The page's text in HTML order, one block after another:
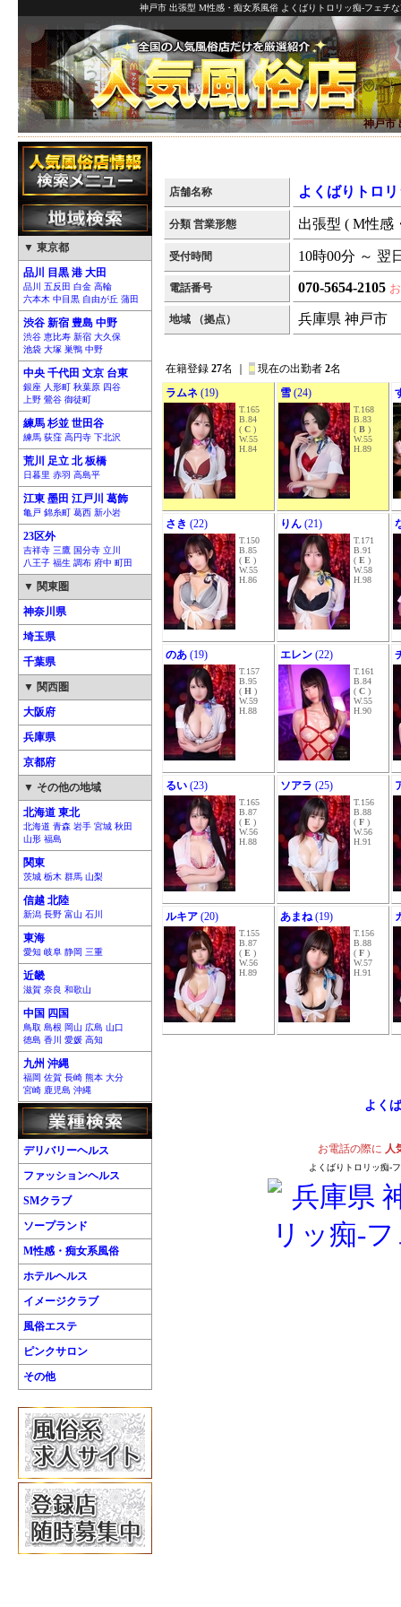
神戸市 出張型 M性感・痴女系風俗 よくばりトロリッ痴-フェチ
神戸市
▼ 東京都
品川 目黒 港 大田
品川 五反田 白金 高輪
六本木 中目黒 自由が丘 蒲田
渋谷 新宿 豊島 中野
渋谷 恵比寿 新宿 大久保
池袋 大塚 巣鴨 中野
中央 千代田 文京 台東
銀座 人形町 秋葉原 四谷
上野 鶯谷 御徒町
練馬 杉並 世田谷
練馬 荻窪 高円寺 下北沢
荒川 足立 北 板橋
日暮里 赤羽 高島平
江東 墨田 江戸川 葛飾
亀戸 錦糸町 葛西 新小岩
23区外
吉祥寺 三鷹 国分寺 立川
八王子 福生 調布 府中 町田
▼ 関東圏
神奈川県
埼玉県
千葉県
▼ 関西圏
大阪府
兵庫県
京都府
▼ その他の地域
北海道 東北
北海道 青森 岩手 宮城 秋田
山形 福島
関東
茨城 栃木 群馬 山梨
信越 北陸
新潟 長野 富山 石川
東海
愛知 岐阜 静岡 三重
近畿
滋賀 奈良 和歌山
中国 四国
鳥取 島根 岡山 広島 山口
徳島 香川 愛媛 高知
九州 沖縄
福岡 佐賀 長崎 熊本 大分
宮崎 鹿児島 沖縄
デリバリーヘルス
ファッションヘルス
SMクラブ
ソープランド
M性感・痴女系風俗
ホテルヘルス
イメージクラブ
風俗エステ
ピンクサロン
その他
店舗名称 よくばりトロ
分類 営業形態 出張型 ( M性感
受付時間 10時00分 ～ 翌
電話番号 070-5654-2105
地域 （拠点） 兵庫県 神戸市
在籍登録 27名 ｜ ■ 現在の出勤者 2名
ラムネ (19)
T.165
B.84
( C )
W.55
H.84
雪 (24)
T.168
B.83
( B )
W.55
H.89
さき (22)
T.150
B.85
( E )
W.55
H.86
りん (21)
T.171
B.91
( E )
W.58
H.98
のあ (19)
T.157
B.95
( H )
W.59
H.88
エレン (22)
T.161
B.84
( C )
W.55
H.90
るい (23)
T.165
B.87
( E )
W.56
H.88
ソアラ (25)
T.156
B.88
( F )
W.56
H.91
ルキア (20)
T.155
B.87
( E )
W.56
H.89
あまね(19)
T.156
B.88
( F )
W.57
H.91
よく
お電話の際に 人
よくばりトロリッ痴-